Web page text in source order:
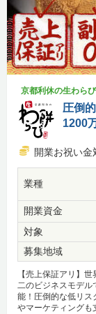
京都利休の生わら
圧倒
1200
開業お祝い金
業種
開業資金
対象
募集地域
【売上保証アリ】
二のビジネスモデル
能！圧倒的な低リス
やマーケティングも